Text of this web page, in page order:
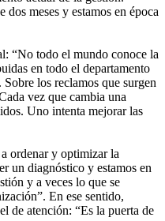
dos meses y estamos en época
“No todo el mundo conoce la
en todo el departamento
los reclamos que surgen
vez que cambia una
Uno intenta mejorar las
ordenar y optimizar la
un diagnóstico y estamos en
y a veces lo que se
En ese sentido,
de atención: “Es la puerta de